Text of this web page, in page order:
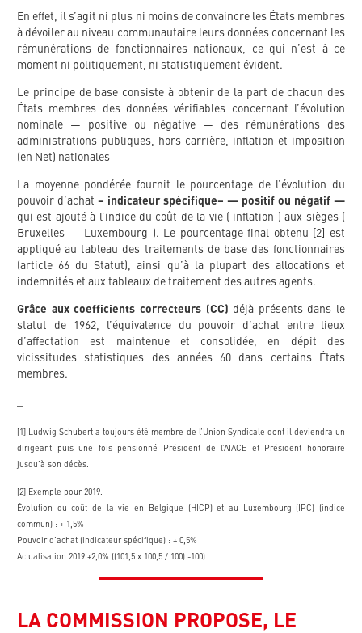
En effet, il s’agit ni plus ni moins de convaincre les États membres
à dévoiler au niveau communautaire leurs données concernant les
rémunérations de fonctionnaires nationaux, ce qui n’est à ce
moment ni politiquement, ni statistiquement évident.
Le principe de base consiste à obtenir de la part de chacun des
États membres des données vérifiables concernant l’évolution
nominale — positive ou négative — des rémunérations des
administrations publiques, hors carrière, inflation et imposition
(en Net) nationales
La moyenne pondérée fournit le pourcentage de l’évolution du
pouvoir d’achat – indicateur spécifique– — positif ou négatif —
qui est ajouté à l’indice du coût de la vie ( inflation ) aux sièges (
Bruxelles — Luxembourg ). Le pourcentage final obtenu [2] est
appliqué au tableau des traitements de base des fonctionnaires
(article 66 du Statut), ainsi qu’à la plupart des allocations et
indemnités et aux tableaux de traitement des autres agents.
Grâce aux coefficients correcteurs (CC) déjà présents dans le
statut de 1962, l’équivalence du pouvoir d’achat entre lieux
d’affectation est maintenue et consolidée, en dépit des
vicissitudes statistiques des années 60 dans certains États
membres.
[1] Ludwig Schubert a toujours été membre de l’Union Syndicale dont il deviendra un
dirigeant puis une fois pensionné Président de l’AIACE et Président honoraire
jusqu’à son décès.
[2] Exemple pour 2019.
Évolution du coût de la vie en Belgique (HICP) et au Luxembourg (IPC) (indice
commun) : + 1,5%
Pouvoir d’achat (indicateur spécifique) : + 0,5%
Actualisation 2019 +2,0% ((101,5 x 100,5 / 100) -100)
LA COMMISSION PROPOSE, LE